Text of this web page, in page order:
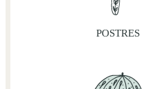
POSTRES